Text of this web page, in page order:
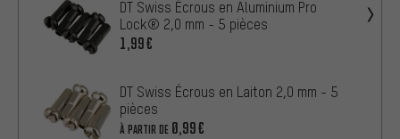
DT Swiss Écrous en Aluminium Pro
Lock® 2,0 mm - 5 pièces
1,99€
DT Swiss Écrous en Laiton 2,0 mm - 5
pièces
À PARTIR DE 0,99€